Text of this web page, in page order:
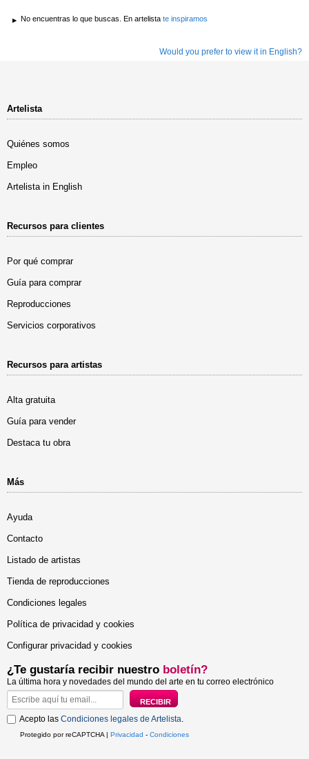
No encuentras lo que buscas. En artelista te inspiramos
Would you prefer to view it in English?
Artelista
Quiénes somos
Empleo
Artelista in English
Recursos para clientes
Por qué comprar
Guía para comprar
Reproducciones
Servicios corporativos
Recursos para artistas
Alta gratuita
Guía para vender
Destaca tu obra
Más
Ayuda
Contacto
Listado de artistas
Tienda de reproducciones
Condiciones legales
Política de privacidad y cookies
Configurar privacidad y cookies
¿Te gustaría recibir nuestro boletín?
La última hora y novedades del mundo del arte en tu correo electrónico
Acepto las Condiciones legales de Artelista
Protegido por reCAPTCHA | Privacidad - Condiciones